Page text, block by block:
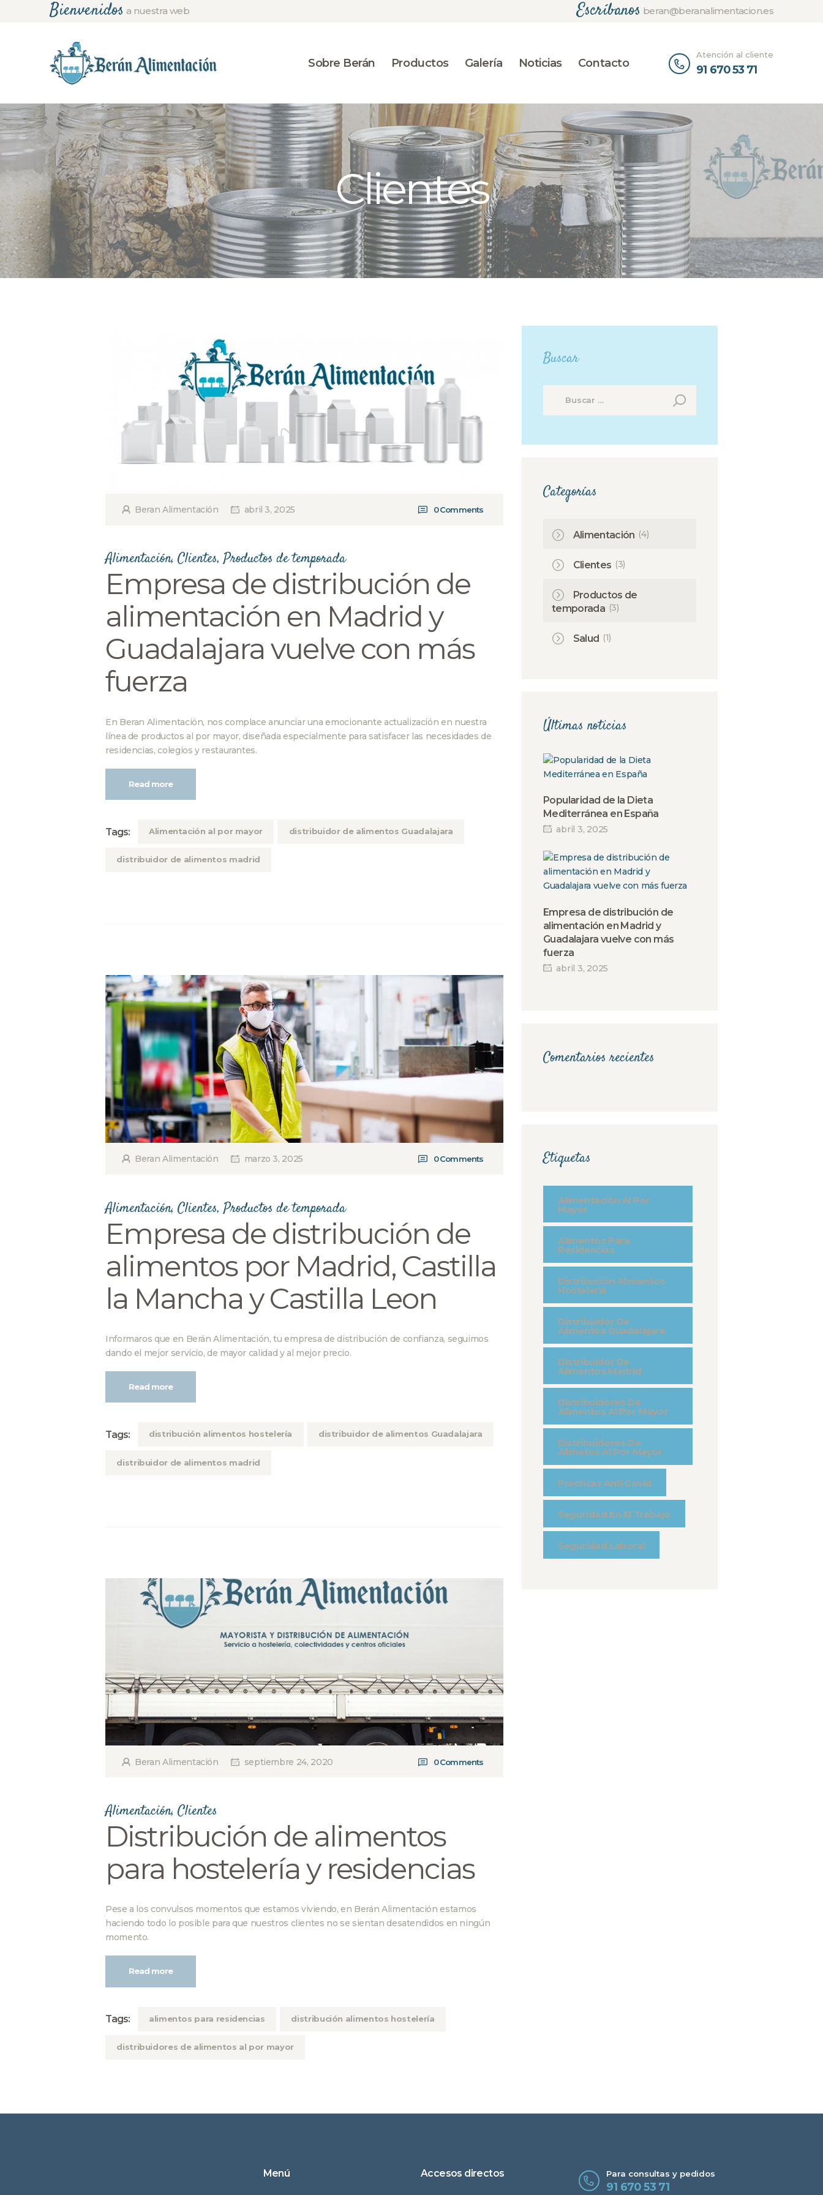
Bienvenidos a nuestra web Escríbanos beran@beranalimentacion.es
Sobre Berán Productos Galería Noticias Contacto
Atención al cliente
91 670 53 71
Clientes
GALERÍA
CONTACTO
Beran Alimentación abril 3, 2025 0 Comments
Alimentación, Clientes,Productos de temporada
Empresa de distribución de
alimentación en Madrid y
Guadalajara vuelve con más
fuerza
En Beran Alimentación, nos complace anunciar una emocionante actualización en nuestra
línea de productos al por mayor, diseñada especialmente para satisfacer las necesidades de
residencias, colegios y restaurantes.
Read more
Tags: Alimentación al por mayor distribuidor de alimentos Guadalajara
distribuidor de alimentos madrid
Beran Alimentación marzo 3, 2025 0 Comments
Alimentación, Clientes,Productos de temporada
Empresa de distribución de
alimentos por Madrid, Castilla
la Mancha y Castilla Leon
Informaros que en Berán Alimentación, tu empresa de distribución de confianza, seguimos
dando el mejor servicio, de mayor calidad y al mejor precio.
Read more
Tags: distribución alimentos hostelería distribuidor de alimentos Guadalajara
distribuidor de alimentos madrid
Beran Alimentación septiembre 24, 2020 0 Comments
Alimentación, Clientes
Distribución de alimentos
para hostelería y residencias
Pese a los convulsos momentos que estamos viviendo, en Berán Alimentación estamos
haciendo todo lo posible para que nuestros clientes no se sientan desatendidos en ningún
momento.
Read more
Tags: alimentos para residencias distribución alimentos hostelería
distribuidores de alimentos al por mayor
Buscar
Categorías
Alimentación (4)
Clientes (3)
Productos de
temporada (3)
Salud (1)
Últimas noticias
Popularidad de la Dieta
Mediterránea en España
abril 3, 2025
Empresa de distribución de
alimentación en Madrid y
Guadalajara vuelve con más
fuerza
abril 3, 2025
Comentarios recientes
Etiquetas
Alimentación Al Por
Mayor
Alimentos Para
Residencias
Distribución Alimentos
Hostelería
Distribuidor De
Alimentos Guadalajara
Distribuidor De
Alimentos Madrid
Distribuidores De
Alimentos Al Por Mayor
Distribuidores De
Alimetos Al Por Mayor
Prácticas Anti Covid
Seguridad En El Trabajo
Seguridad Laboral
Menú Accesos directos Para consultas y pedidos
91 670 53 71